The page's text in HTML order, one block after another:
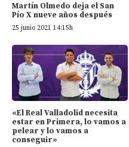
Martín Olmedo deja el San
Pío X nueve años después
25 junio 2021 14:15h
«El Real Valladolid necesita
estar en Primera, lo vamos a
pelear y lo vamos a
conseguir»